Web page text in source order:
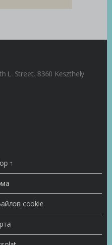
L. Street, 8360 Keszthely
↑
cookie